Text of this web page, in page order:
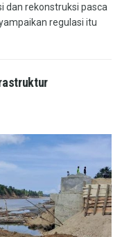
dan rekonstruksi pasca
regulasi itu